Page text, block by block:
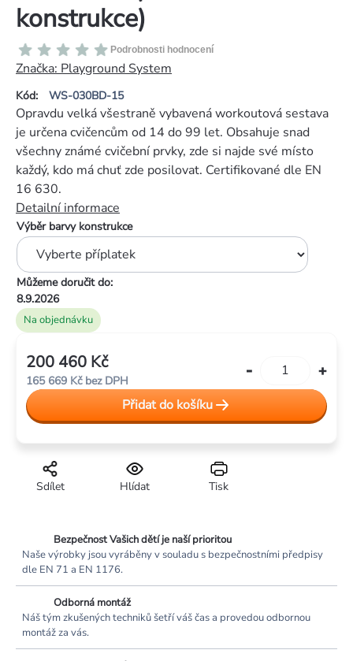
konstrukce)
Kód: WS-030BD-15
Průměrné
hodnocení
produktu
je
0,0
z
5
hvězdiček.
Podrobnosti hodnocení
Značka: Playground System
Na objednávku
Výběr barvy konstrukce
Můžeme doručit do:
8.9.2026
Opravdu velká všestraně vybavená workoutová sestava
je určena cvičencům od 14 do 99 let. Obsahuje snad
všechny známé cvičební prvky, zde si najde své místo
každý, kdo má chuť zde posilovat. Certifikované dle EN
16 630.
Detailní informace
Tisk
Hlídat
Sdílet
200 460 Kč
165 669 Kčbez DPH
cena:
Přidat do košíku
Bezpečnost Vašich dětí je naší prioritou
Naše výrobky jsou vyráběny v souladu s bezpečnostními předpisy
dle EN 71 a EN 1176.
Odborná montáž
Náš tým zkušených techniků šetří váš čas a provedou odbornou
montáž za vás.